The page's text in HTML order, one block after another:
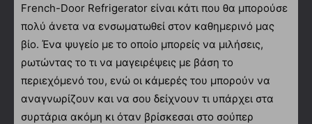
French-Door Refrigerator είναι κάτι που θα μπορούσε
πολύ άνετα να ενσωματωθεί στον καθημερινό μας
βίο. Ένα ψυγείο με το οποίο μπορείς να μιλήσεις,
ρωτώντας το τι να μαγειρέψεις με βάση το
περιεχόμενό του, ενώ οι κάμερές του μπορούν να
αναγνωρίζουν και να σου δείχνουν τι υπάρχει στα
συρτάρια ακόμη κι όταν βρίσκεσαι στο σούπερ